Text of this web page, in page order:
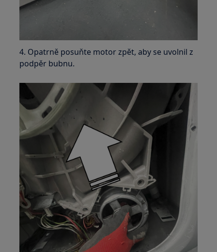
4. Opatrně posuňte motor zpět, aby se uvolnil z
podpěr bubnu.